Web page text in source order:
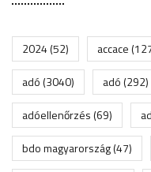
2024(52) accace
adó(3040) adó(292)
adóellenőrzés(69)
bdo magyarország(47)